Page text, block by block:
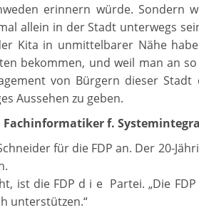
erinnern würde. Sondern
allein in der Stadt unterwegs
Kita in unmittelbarer Nähe
bekommen, und weil man an
von Bürgern dieser Stadt
Aussehen zu geben.
Fachinformatiker f.
für die FDP an. Der 20-
ist die FDP d i e Partei. „Die
unterstützen.“